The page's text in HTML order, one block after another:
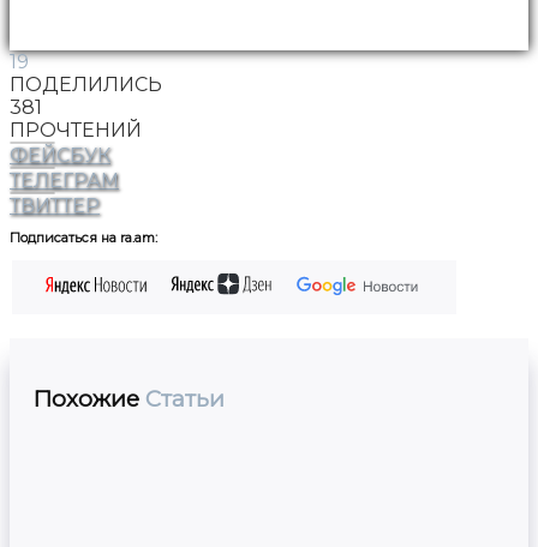
19
ПОДЕЛИЛИСЬ
381
ПРОЧТЕНИЙ
ФЕЙСБУК
ТЕЛЕГРАМ
ТВИТТЕР
Подписаться на ra.am:
Похожие Статьи